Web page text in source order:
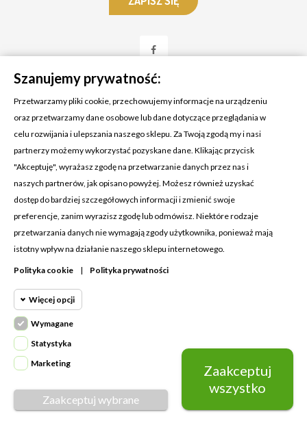
KONTAKT Z NAMI
Adres:
Cosmetic4car
Budzisz 73A
39-200 Dębica
Dominik:
Klaudia: +48 730634730
MOJE KONTO
PRODUKTY
NASZA FIRMA
Napisz do nas
Szanujemy prywatność:
Przetwarzamy pliki cookie, przechowujemy informacje na urządzeniu
oraz przetwarzamy dane osobowe lub dane dotyczące przeglądania w
celu rozwijania i ulepszania naszego sklepu. Za Twoją zgodą my i nasi
partnerzy możemy wykorzystać pozyskane dane. Klikając przycisk
"Akceptuję", wyrażasz zgodę na przetwarzanie danych przez nas i
naszych partnerów, jak opisano powyżej. Możesz również uzyskać
dostęp do bardziej szczegółowych informacji i zmienić swoje
preferencje, zanim wyrazisz zgodę lub odmówisz. Niektóre rodzaje
przetwarzania danych nie wymagają zgody użytkownika, ponieważ mają
istotny wpływ na działanie naszego sklepu internetowego.
Polityka cookie | Polityka prywatności
Więcej opcji
Wymagane
Wymagane pliki cookie oraz cookie
HttpOnly. Pliki cookie wymagane do
przeglądania witryny i korzystania z jej
podstawowych funkcji. Te pliki cookie
Cookie
Cookie
Wymagane
Statystyka
Marketing
Zaakceptuj wybrane
Zaakceptuj
wszystko
© Copyright 2026 Cosmetic4car | Wykonanie:Grupago